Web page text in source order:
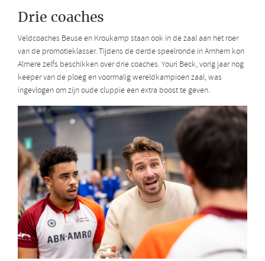
Drie coaches
Veldcoaches Beuse en Kroukamp staan ook in de zaal aan het roer
van de promotieklasser. Tijdens de derde speelronde in Arnhem kon
Almere zelfs beschikken over drie coaches. Youri Beck, vorig jaar nog
keeper van de ploeg en voormalig wereldkampioen zaal, was
ingevlogen om zijn oude cluppie een extra boost te geven.